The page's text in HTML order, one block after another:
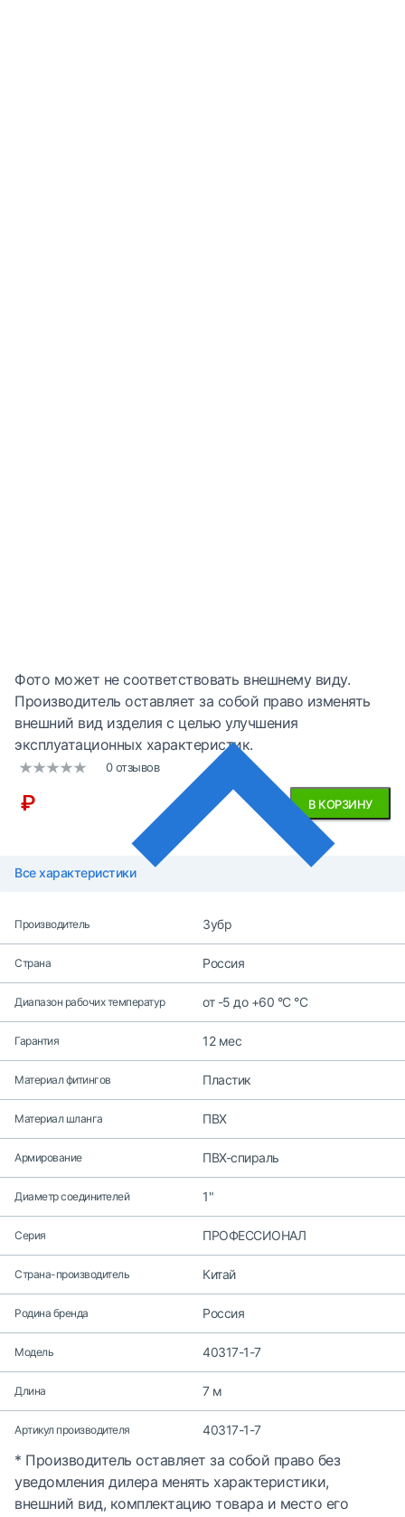
Фото может не соответствовать внешнему виду.
Производитель оставляет за собой право изменять
внешний вид изделия с целью улучшения
эксплуатационных характеристик.
0 отзывов
₽ В КОРЗИНУ
Все характеристики
Производитель Зубр
Страна Россия
Диапазон рабочих температур от -5 до +60 °С °С
Гарантия 12 мес
Материал фитингов Пластик
Материал шланга ПВХ
Армирование ПВХ-спираль
Диаметр соединителей 1"
Серия ПРОФЕССИОНАЛ
Страна-производитель Китай
Родина бренда Россия
Модель 40317-1-7
Длина 7 м
Артикул производителя 40317-1-7
* Производитель оставляет за собой право без
уведомления дилера менять характеристики,
внешний вид, комплектацию товара и место его